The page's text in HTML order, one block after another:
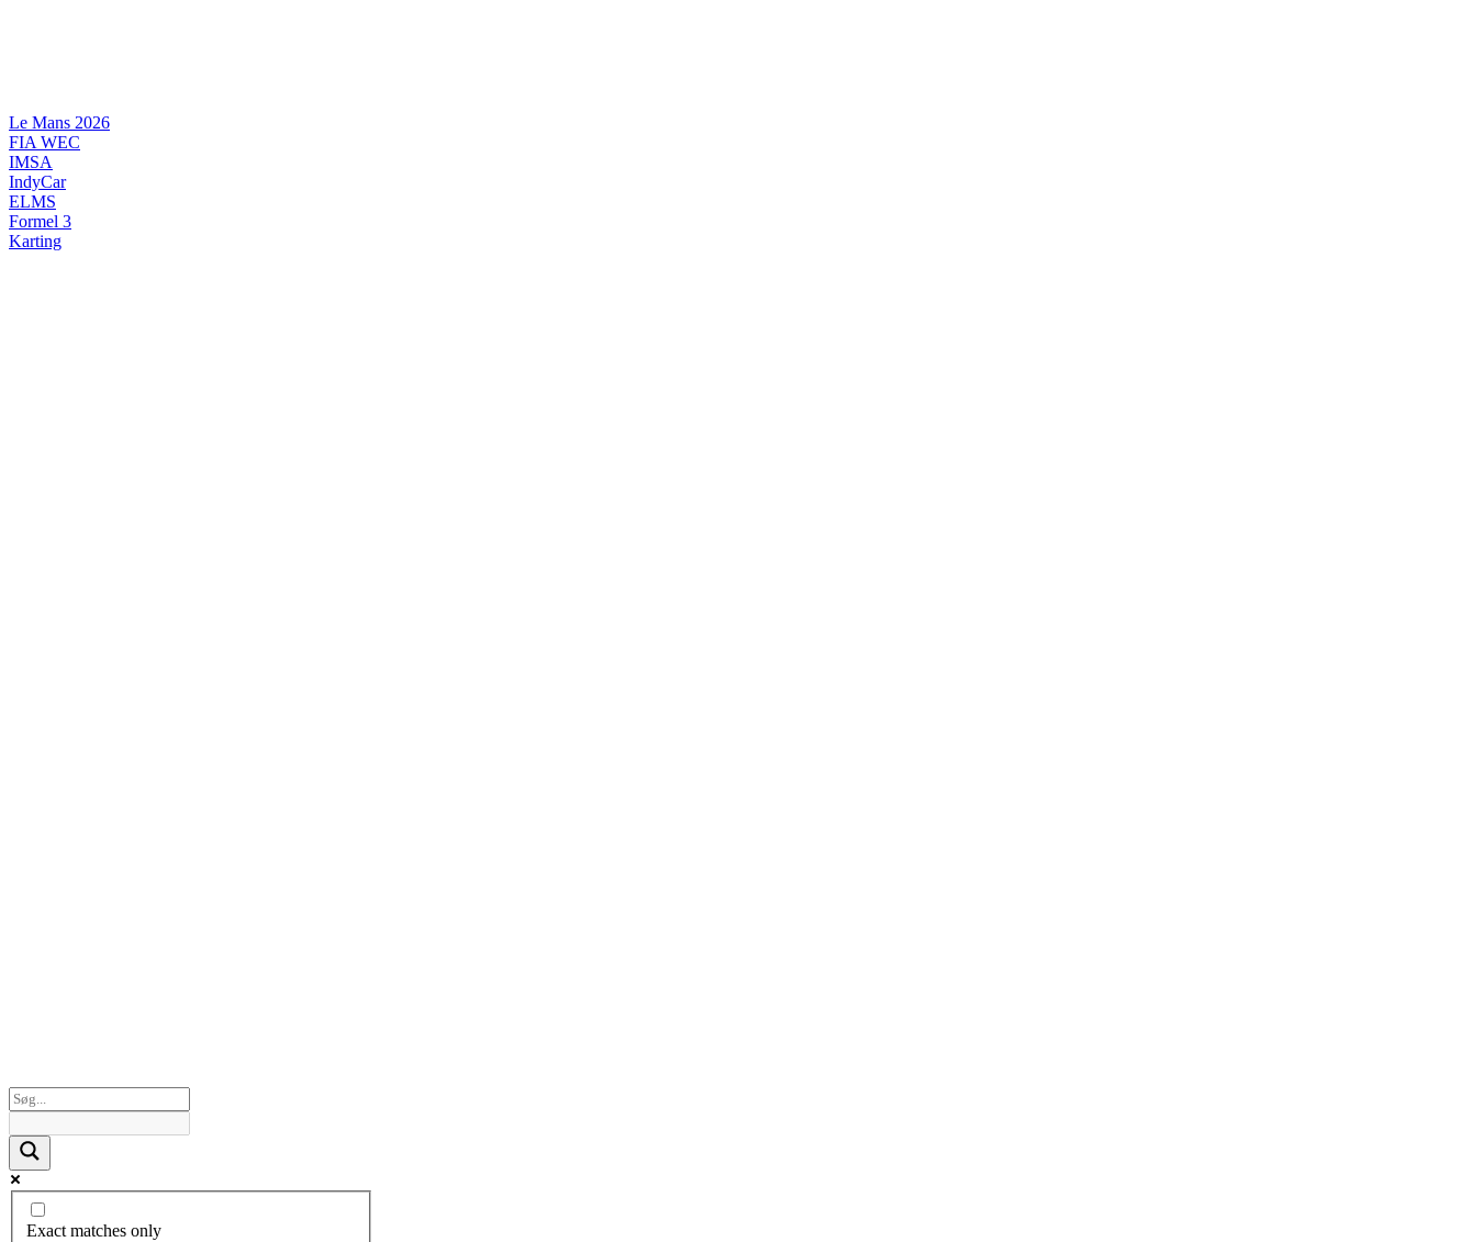
Le Mans 2026
FIA WEC
IMSA
IndyCar
ELMS
Formel 3
Karting
Exact matches only